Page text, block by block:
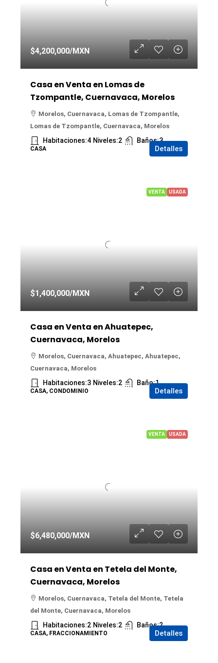
$4,200,000/MXN
Casa en Venta en Lomas de
Tzompantle, Cuernavaca, Morelos
Morelos, Cuernavaca, Lomas de Tzompantle,
Lomas de Tzompantle, Cuernavaca, Morelos
Habitaciones:4 Niveles:2 Baños:3
CASA Detalles
VENTA USADA
$1,400,000/MXN
Casa en Venta en Ahuatepec,
Cuernavaca, Morelos
Morelos, Cuernavaca, Ahuatepec, Ahuatepec,
Cuernavaca, Morelos
Habitaciones:3 Niveles:2 Baño:1
CASA, CONDOMINIO Detalles
VENTA USADA
$6,480,000/MXN
Casa en Venta en Tetela del Monte,
Cuernavaca, Morelos
Morelos, Cuernavaca, Tetela del Monte, Tetela
del Monte, Cuernavaca, Morelos
Habitaciones:2 Niveles:2 Baños:2
CASA, FRACCIONAMIENTO Detalles